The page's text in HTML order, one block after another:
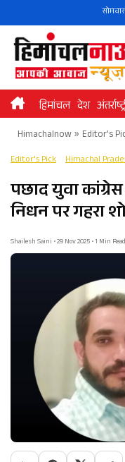
to
content
हिमांचल देश
Himachalnow» Editor's
Editor's Pick Himachal
पछाद युवा
निधन पर गहरा
Shailesh Saini • 29 Nov 2025 • 1 Min Read